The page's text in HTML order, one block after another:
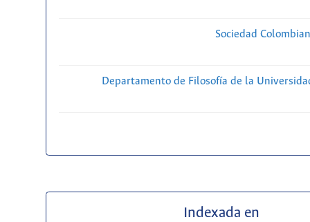
Sociedad
Departamento de Filosofía de la
Indexada en